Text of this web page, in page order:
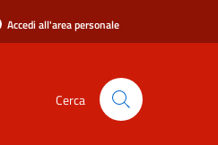
Accedi all'area personale
Cerca